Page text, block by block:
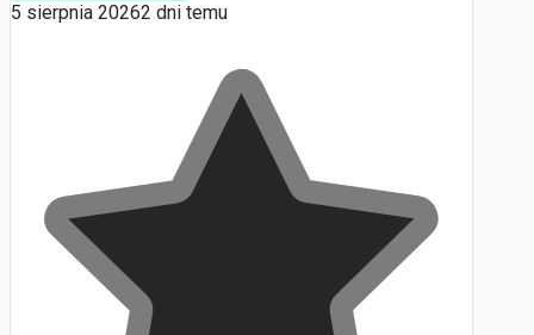
5 sierpnia 20262 dni temu